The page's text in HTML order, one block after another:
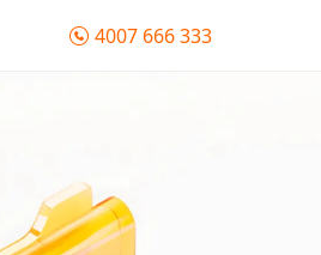
4007 666 333